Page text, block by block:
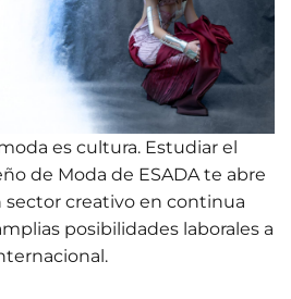
es cultura. Estudiar el
de Moda de ESADA te abre
sector creativo en continua
posibilidades laborales a